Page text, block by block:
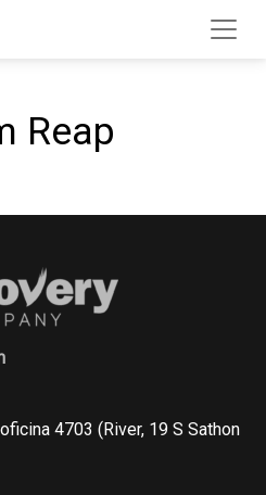
Reap
4703 (River, 19 S Sathon